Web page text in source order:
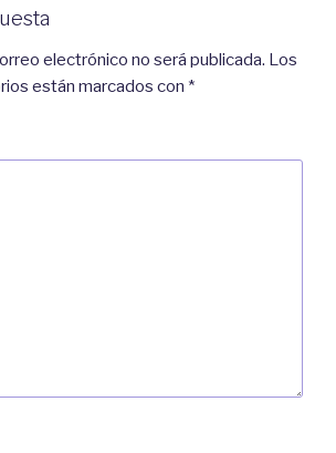
electrónico no será publicada. Los
están marcados con *